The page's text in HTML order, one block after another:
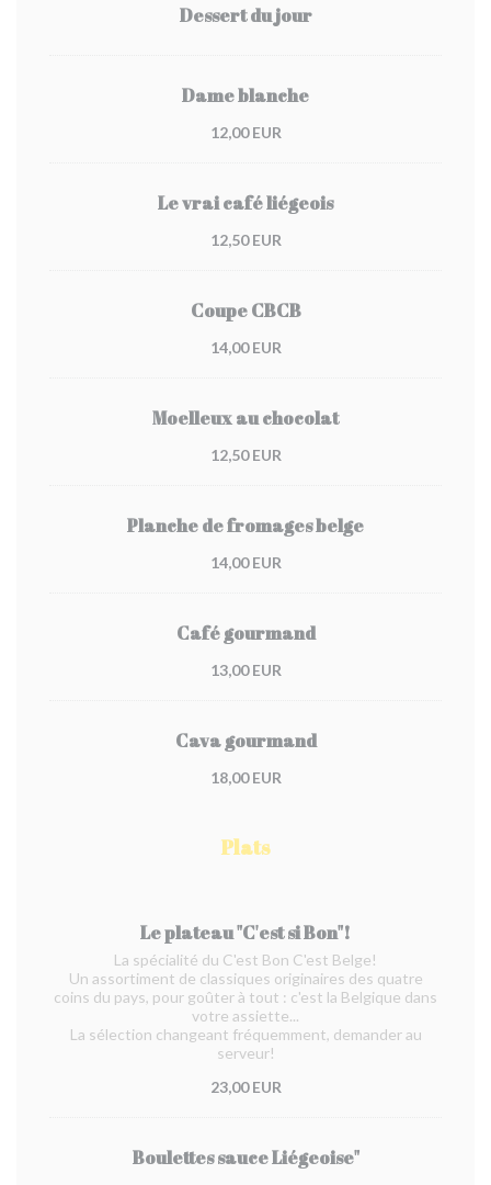
Dessert du jour
Dame blanche
12,00 EUR
Le vrai café liégeois
12,50 EUR
Coupe CBCB
14,00 EUR
Moelleux au chocolat
12,50 EUR
Planche de fromages belge
14,00 EUR
Café gourmand
13,00 EUR
Cava gourmand
18,00 EUR
Plats
Le plateau "C'est si Bon"!
La spécialité du C'est Bon C'est Belge!
Un assortiment de classiques originaires des quatre
coins du pays, pour goûter à tout : c'est la Belgique dans
votre assiette...
La sélection changeant fréquemment, demander au
serveur!
23,00 EUR
Boulettes sauce Liégeoise"